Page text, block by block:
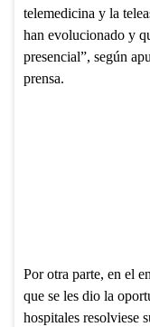
telemedicina y la
han evolucionado y
presencial”, según
prensa.
Por otra parte, en el
que se les dio la
hospitales resolviese